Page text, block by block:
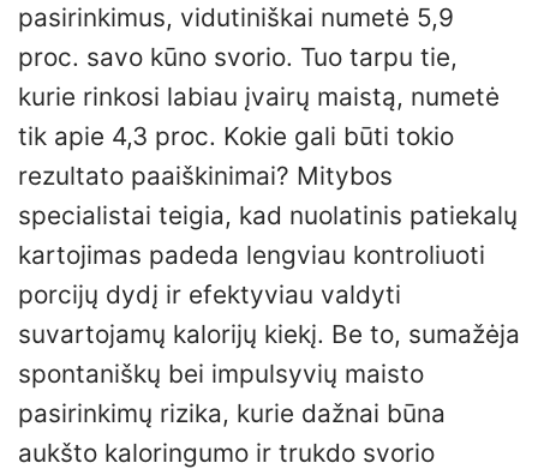
pasirinkimus, vidutiniškai numetė 5,9
proc. savo kūno svorio. Tuo tarpu tie,
kurie rinkosi labiau įvairų maistą, numetė
tik apie 4,3 proc. Kokie gali būti tokio
rezultato paaiškinimai? Mitybos
specialistai teigia, kad nuolatinis patiekalų
kartojimas padeda lengviau kontroliuoti
porcijų dydį ir efektyviau valdyti
suvartojamų kalorijų kiekį. Be to, sumažėja
spontaniškų bei impulsyvių maisto
pasirinkimų rizika, kurie dažnai būna
aukšto kaloringumo ir trukdo svorio